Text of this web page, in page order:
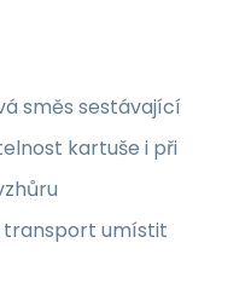
směs sestávající
kartuše i při
transport umístit